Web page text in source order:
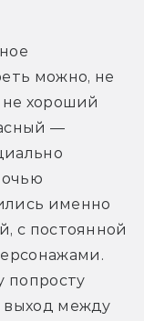
можно, не
не хороший
—
именно
с постоянной
попросту
выход между